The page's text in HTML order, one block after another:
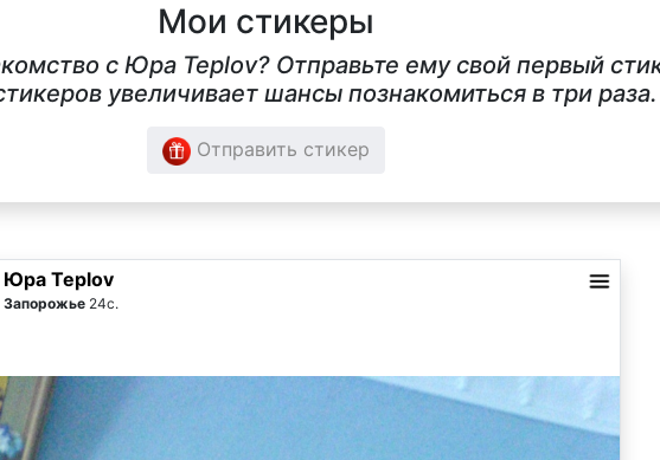
Мои стикеры
с Юра Teplov? Отправьте ему свой первый
увеличивает шансы познакомиться в три раза.
Отправить стикер
Юра Teplov
Запорожье 24с.